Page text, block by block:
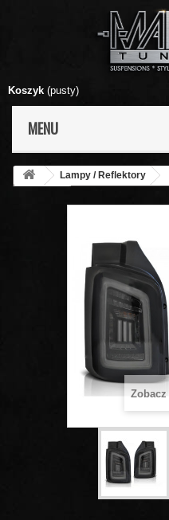
Koszyk (pusty)
MENU
Lampy / Reflektory